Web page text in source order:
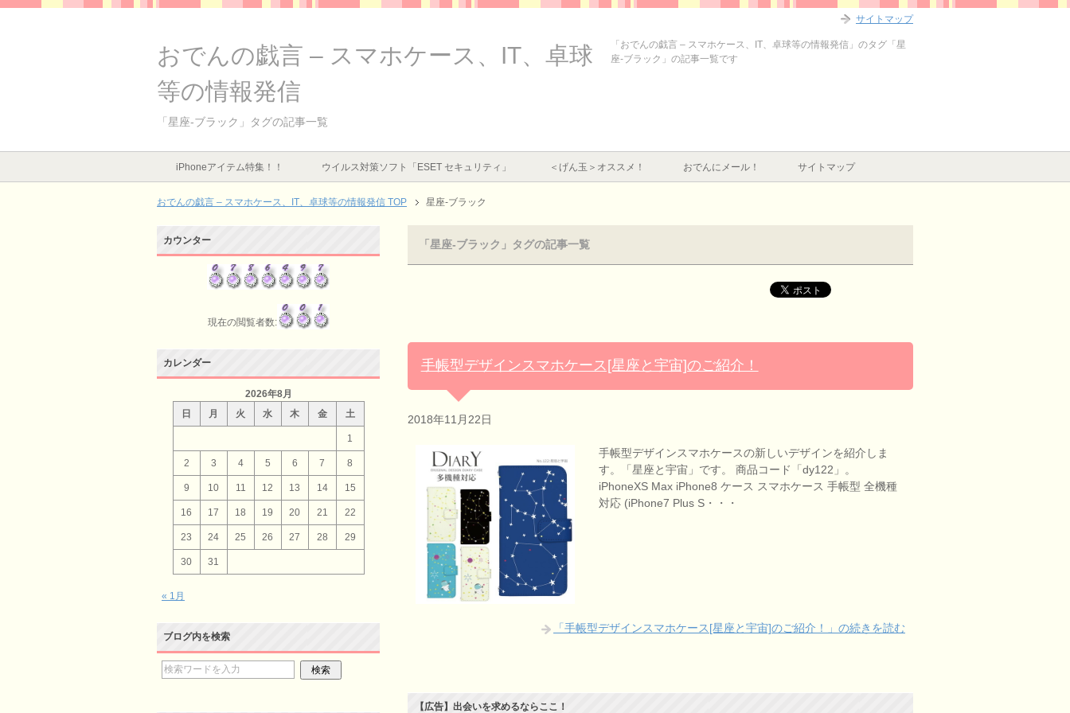
おでんの戯言 – スマホケース、IT、卓球
等の情報発信
「星座-ブラック」タグの記事一覧
「おでんの戯言 – スマホケース、IT、卓球等の情報発信」のタグ「星
座-ブラック」の記事一覧です
iPhoneアイテム特集！！ ウイルス対策ソフト「ESET セキュリティ」 ＜げん玉＞オススメ！ おでんにメール！ サイトマップ
おでんの戯言 – スマホケース、IT、卓球等の情報発信 TOP 星座-ブラック
「星座-ブラック」タグの記事一覧
手帳型デザインスマホケース[星座と宇宙]のご紹介！
2018年11月22日
手帳型デザインスマホケースの新しいデザインを紹介しま
す。「星座と宇宙」です。 商品コード「dy122」。
iPhoneXS Max iPhone8 ケース スマホケース 手帳型 全機種
対応 (iPhone7 Plus S・・・
「手帳型デザインスマホケース[星座と宇宙]のご紹介！」の続きを読む
【広告】出会いを求めるならここ！
カウンター
現在の閲覧者数:
カレンダー
2026年8月
日
月 火 水 木 金 土
1
2 3 4 5 6 7 8
9 10 11 12 13 14 15
16 17 18 19 20 21 22
23 24 25 26 27 28 29
30 31
« 1月
ブログ内を検索
サイトマップ